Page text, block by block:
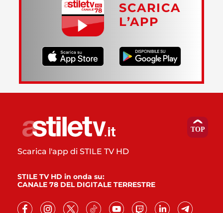
SCARICA
L’APP
Scarica l'app di STILE TV HD
STILE TV HD in onda su:
CANALE 78 DEL DIGITALE TERRESTRE